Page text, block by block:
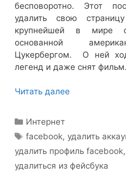
бесповоротно. Этот
удалить свою
крупнейшей в мире
основанной
Цукербергом. О ней
легенд и даже снят фильм.
Читать далее
Рубрики
Интернет
Метки
facebook, удалить
удалить профиль facebook,
удалиться из фейсбука